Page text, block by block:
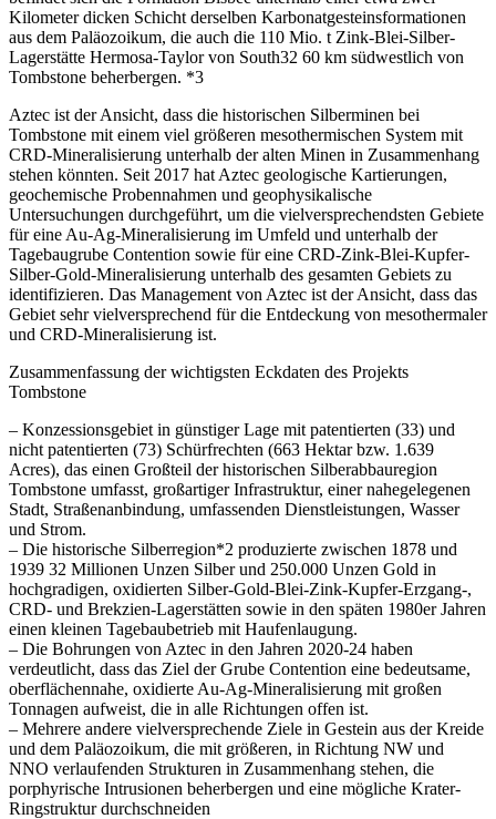
Kilometer dicken Schicht derselben Karbonatgesteinsformationen
aus dem Paläozoikum, die auch die 110 Mio. t Zink-Blei-Silber-
Lagerstätte Hermosa-Taylor von South32 60 km südwestlich von
Tombstone beherbergen. *3
Aztec ist der Ansicht, dass die historischen Silberminen bei
Tombstone mit einem viel größeren mesothermischen System mit
CRD-Mineralisierung unterhalb der alten Minen in Zusammenhang
stehen könnten. Seit 2017 hat Aztec geologische Kartierungen,
geochemische Probennahmen und geophysikalische
Untersuchungen durchgeführt, um die vielversprechendsten Gebiete
für eine Au-Ag-Mineralisierung im Umfeld und unterhalb der
Tagebaugrube Contention sowie für eine CRD-Zink-Blei-Kupfer-
Silber-Gold-Mineralisierung unterhalb des gesamten Gebiets zu
identifizieren. Das Management von Aztec ist der Ansicht, dass das
Gebiet sehr vielversprechend für die Entdeckung von mesothermaler
und CRD-Mineralisierung ist.
Zusammenfassung der wichtigsten Eckdaten des Projekts
Tombstone
– Konzessionsgebiet in günstiger Lage mit patentierten (33) und
nicht patentierten (73) Schürfrechten (663 Hektar bzw. 1.639
Acres), das einen Großteil der historischen Silberabbauregion
Tombstone umfasst, großartiger Infrastruktur, einer nahegelegenen
Stadt, Straßenanbindung, umfassenden Dienstleistungen, Wasser
und Strom.
– Die historische Silberregion*2 produzierte zwischen 1878 und
1939 32 Millionen Unzen Silber und 250.000 Unzen Gold in
hochgradigen, oxidierten Silber-Gold-Blei-Zink-Kupfer-Erzgang-,
CRD- und Brekzien-Lagerstätten sowie in den späten 1980er Jahren
einen kleinen Tagebaubetrieb mit Haufenlaugung.
– Die Bohrungen von Aztec in den Jahren 2020-24 haben
verdeutlicht, dass das Ziel der Grube Contention eine bedeutsame,
oberflächennahe, oxidierte Au-Ag-Mineralisierung mit großen
Tonnagen aufweist, die in alle Richtungen offen ist.
– Mehrere andere vielversprechende Ziele in Gestein aus der Kreide
und dem Paläozoikum, die mit größeren, in Richtung NW und
NNO verlaufenden Strukturen in Zusammenhang stehen, die
porphyrische Intrusionen beherbergen und eine mögliche Krater-
Ringstruktur durchschneiden